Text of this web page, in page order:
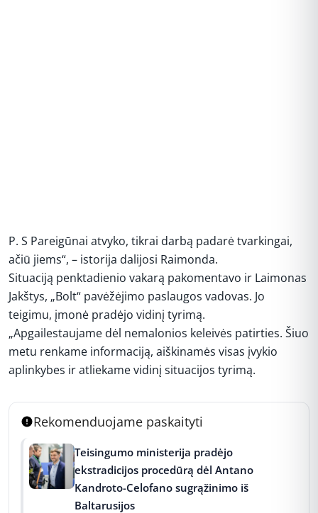
P. S Pareigūnai atvyko, tikrai darbą padarė tvarkingai,
ačiū jiems“, – istorija dalijosi Raimonda.
Situaciją penktadienio vakarą pakomentavo ir Laimonas
Jakštys, „Bolt“ pavėžėjimo paslaugos vadovas. Jo
teigimu, įmonė pradėjo vidinį tyrimą.
„Apgailestaujame dėl nemalonios keleivės patirties. Šiuo
metu renkame informaciją, aiškinamės visas įvykio
aplinkybes ir atliekame vidinį situacijos tyrimą.
Rekomenduojame paskaityti
Teisingumo ministerija pradėjo
ekstradicijos procedūrą dėl Antano
Kandroto-Celofano sugrąžinimo iš
Baltarusijos